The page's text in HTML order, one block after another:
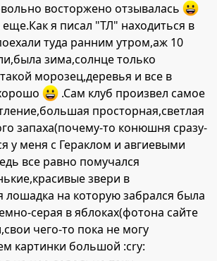
восторжено отзывалась
еще.Как я писал "ТЛ" находиться в
туда ранним утром,аж 10
зима,солнце только
морозец,деревья и все в
.Сам клуб произвел самое
просторная,светлая
запаха(почему-то конюшня сразу-
у меня с Гераклом и авгиевыми
все равно помучался
звери в
лошадка на которую забрался была
серая в яблоках(фотона сайте
чего-то пока не могу
картинки большой :cry: